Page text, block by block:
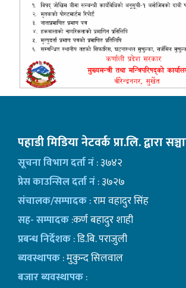
पहाडी मिडिया नेटवर्क प्रा.लि. द्वारा
सूचना विभाग दर्ता नं: ३७४२
प्रेस काउन्सिल दर्ता नं: ३७२७
संचालक/सम्पादक: राम वहादुर सिंह
सह- सम्पादक:कर्ण बहादुर शाही
प्रबन्ध निर्देशक: डि.बि. पराजुली
ब्यवस्थापक: मुकुन्द सिलवाल
बजार ब्यवस्थापक: